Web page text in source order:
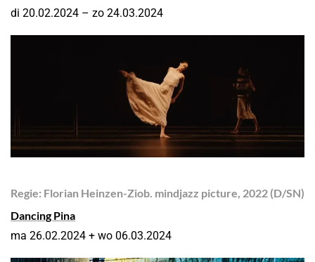
di 20.02.2024 – zo 24.03.2024
Regie: Florian Heinzen-Ziob. mindjazz picture, 2022 (D/SN)
Dancing Pina
ma 26.02.2024 + wo 06.03.2024